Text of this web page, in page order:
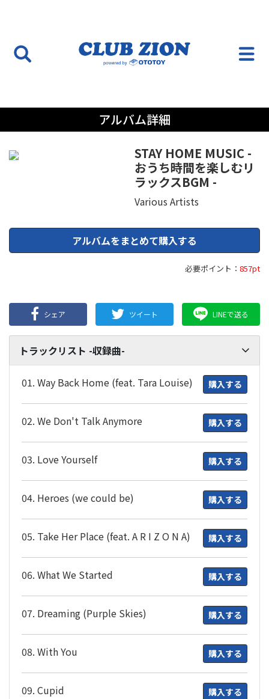
アルバム詳細
STAY HOME MUSIC -
おうち時間を楽しむリ
ラックスBGM -
Various Artists
アルバムをまとめて購入する
必要ポイント： 857pt
シェア ツイート LINEで送る
トラックリスト -収録曲-
01. Way Back Home (feat. Tara Louise) 購入する
02. We Don't Talk Anymore 購入する
03. Love Yourself 購入する
04. Heroes (we could be) 購入する
05. Take Her Place (feat. A R I Z O N A) 購入する
06. What We Started 購入する
07. Dreaming (Purple Skies) 購入する
08. With You 購入する
09. Cupid 購入する